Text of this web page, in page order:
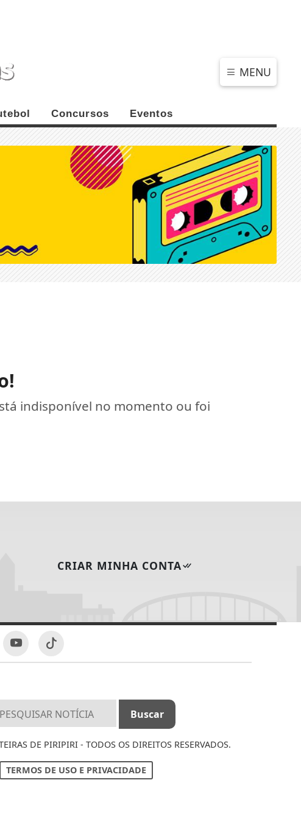
MENU
Concursos Eventos
indisponível no momento ou foi
CRIAR MINHA CONTA
DE PIRIPIRI - TODOS OS DIREITOS RESERVADOS.
TERMOS DE USO E PRIVACIDADE